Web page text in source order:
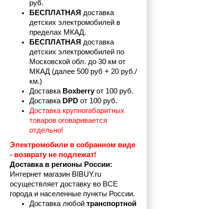
руб.
БЕСПЛАТНАЯ доставка
детских электромобилей в
пределах МКАД.
БЕСПЛАТНАЯ доставка
детских электромобилей по
Московской обл. до 30 км от
МКАД (далее 500 руб + 20 руб./
км.)
Доставка Boxberry от 100 руб.
Доставка DPD от 100 руб.
Доставка крупногабаритных
товаров оговаривается
отдельно!
Электромобили в собранном виде
- возврату не подлежат!
Доставка в регионы России:
Интернет магазин BIBUY.ru
осуществляет доставку во ВСЕ
города и населенные пункты России.
Доставка любой транспортной